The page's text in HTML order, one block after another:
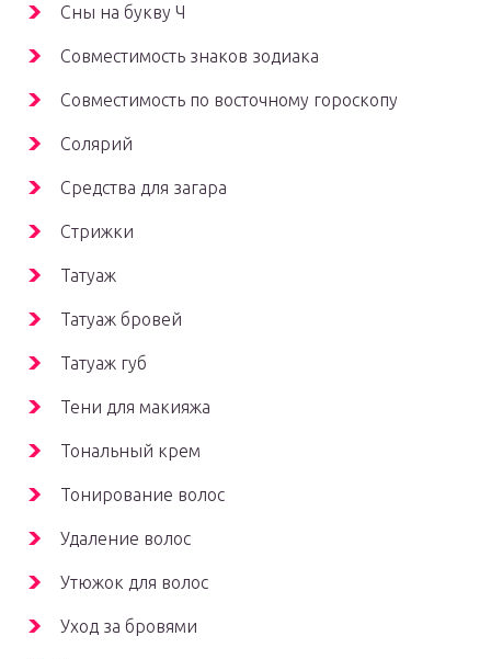
Сны на букву Ч
Совместимость знаков зодиака
Совместимость по восточному гороскопу
Солярий
Средства для загара
Стрижки
Татуаж
Татуаж бровей
Татуаж губ
Тени для макияжа
Тональный крем
Тонирование волос
Удаление волос
Утюжок для волос
Уход за бровями